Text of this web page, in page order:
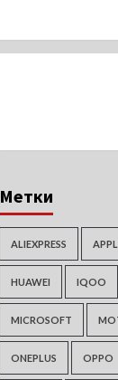
Метки
ALIEXPRESS
HUAWEI IQOO
MICROSOFT
ONEPLUS OPPO